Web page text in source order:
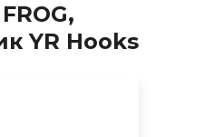
YR Hooks